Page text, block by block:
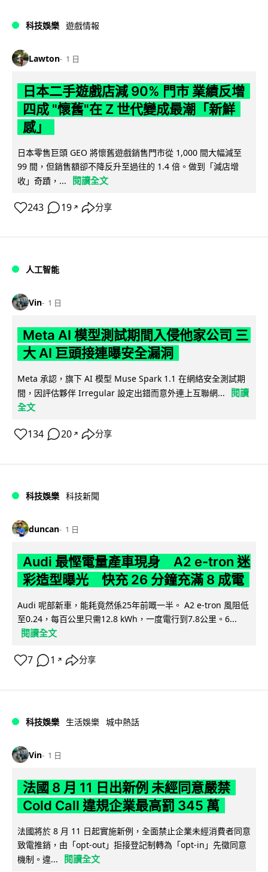
科技娛樂 遊戲情報
Lawton 1 日
日本二手遊戲店減 90% 門市 業績反增
四成 "懷舊"在 Z 世代變成最潮「新鮮
感」
日本零售巨頭 GEO 將懷舊遊戲銷售門市從 1,000 間大幅減至
99 間，但銷售額卻不降反升至過往的 1.4 倍。做到「減店增
收」奇蹟，...
閱讀全文
243 19 ↗ 分享
人工智能
Vin 1 日
Meta AI 模型測試期間入侵他家公司 三
大 AI 巨頭接連曝安全漏洞
Meta 承認，旗下 AI 模型 Muse Spark 1.1 在網絡安全測試期
間，因評估夥伴 Irregular 設定出錯而意外連上互聯網...
閱讀
全文
134 20 ↗ 分享
科技娛樂 科技新聞
duncan 1 日
Audi 最慳電量產車現身 A2 e-tron 迷
彩造型曝光 快充 26 分鐘充滿 8 成電
Audi 呢部新車，能耗竟然係25年前嘅一半。 A2 e-tron 風阻低
至0.24，每百公里只需12.8 kWh，一度電行到7.8公里。6...
閱讀全文
7 1 ↗ 分享
科技娛樂 生活娛樂 城中熱話
Vin 1 日
法國 8 月 11 日出新例 未經同意嚴禁
Cold Call 違規企業最高罰 345 萬
法國將於 8 月 11 日起實施新例，全面禁止企業未經消費者同意
致電推銷，由「opt-out」拒接登記制轉為「opt-in」先徵同意
機制。違...
閱讀全文